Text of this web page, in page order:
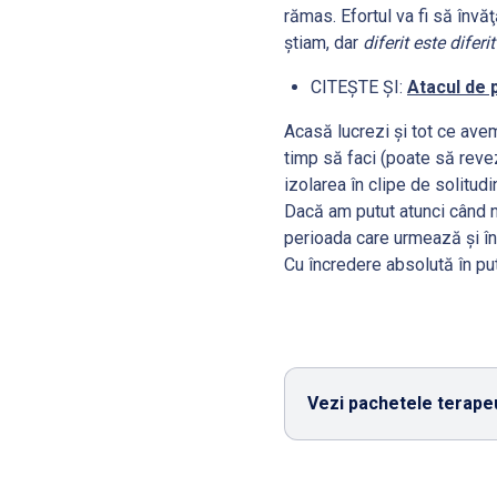
rămas. Efortul va fi să
ştiam, dar diferit este
CITEȘTE ȘI: Atacul de
Acasă lucrezi şi tot ce
timp să faci (poate să
izolarea în clipe de
Dacă am putut atunci când
perioada care urmează şi
Cu încredere absolută în
Vezi pachetele